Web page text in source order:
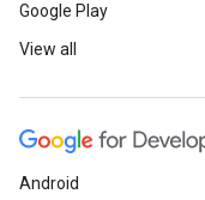
Google Play
View all
Android